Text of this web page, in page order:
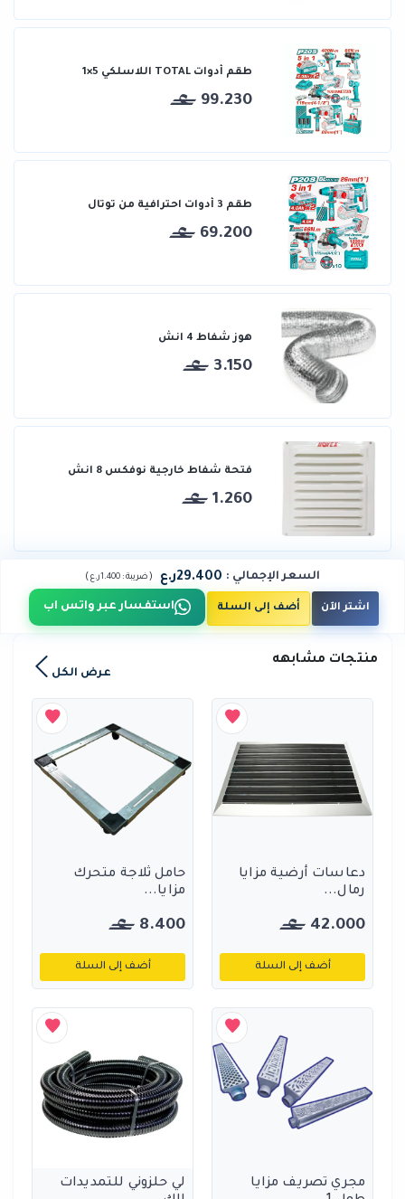
طقم أدوات TOTAL اللاسلكي 5×1
99.230
طقم 3 أدوات احترافية من توتال
69.200
هوز شفاط 4 انش
3.150
فتحة شفاط خارجية نوفكس 8 انش
1.260
السعر الإجمالي : 29.400ر.ع (ضريبة : 1.400ر.ع )
اشتر الآن أضف إلى السلة استفسار عبر واتس اب
منتجات مشابهه
عرض الكل
دعاسات أرضية مزايا
رمال...
42.000
أضف إلى السلة
حامل ثلاجة متحرك
مزايا...
8.400
أضف إلى السلة
مجري تصريف مزايا
لي حلزوني للتمديدات